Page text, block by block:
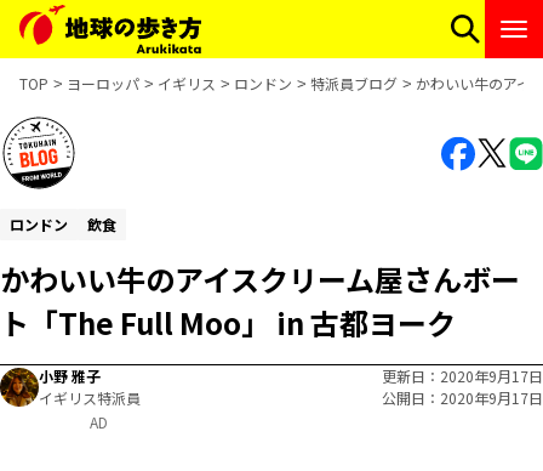
TOP ヨーロッパ イギリス ロンドン 特派員ブログ かわいい牛のアイ
ロンドン 飲食
かわいい牛のアイスクリーム屋さんボー
ト「The Full Moo」 in 古都ヨーク
小野 雅子
イギリス特派員
更新日
2020年9月17日
公開日
2020年9月17日
AD